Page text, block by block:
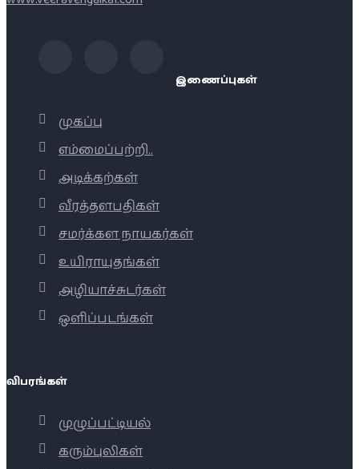
இணைப்புகள்
முகப்பு
எம்மைப்பற்றி..
அடிக்கற்கள்
வீரத்தளபதிகள்
சமர்க்கள நாயகர்கள்
உயிராயுதங்கள்
அழியாச்சுடர்கள்
ஒளிப்படங்கள்
விபரங்கள்
முழுப்பட்டியல்
கரும்புலிகள்